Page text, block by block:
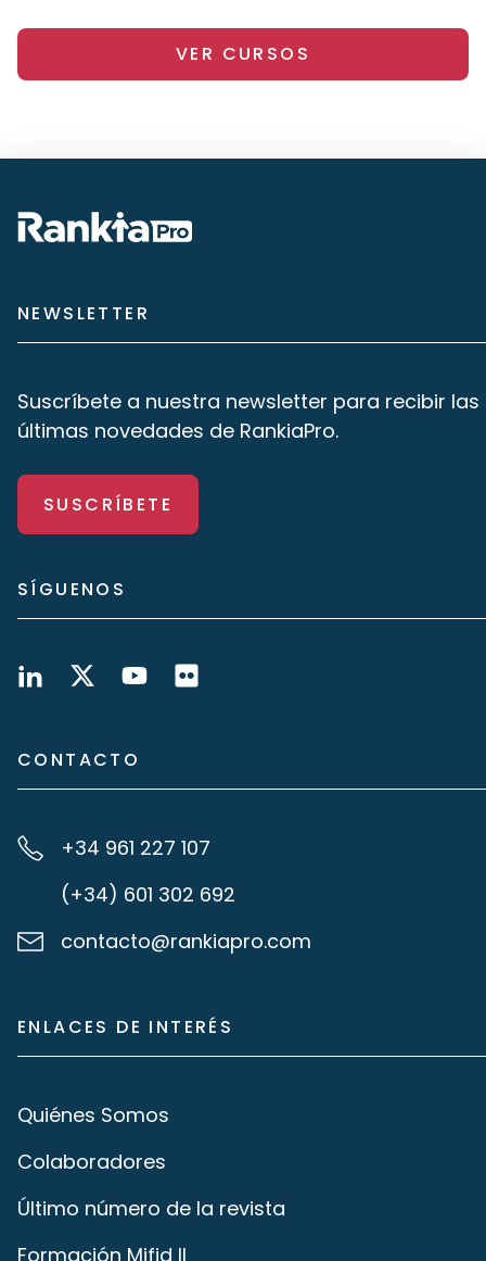
VER CURSOS
NEWSLETTER
Suscríbete a nuestra newsletter para recibir las
últimas novedades de RankiaPro.
SUSCRÍBETE
SÍGUENOS
CONTACTO
+34 961 227 107
(+34) 601 302 692
contacto@rankiapro.com
ENLACES DE INTERÉS
Quiénes Somos
Colaboradores
Último número de la revista
Formación Mifid II